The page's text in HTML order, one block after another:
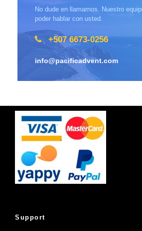
No dude en llamarnos. Nuestro
poder hablar con usted.
+507 6673-0256
info@pacificadvent.com
Support